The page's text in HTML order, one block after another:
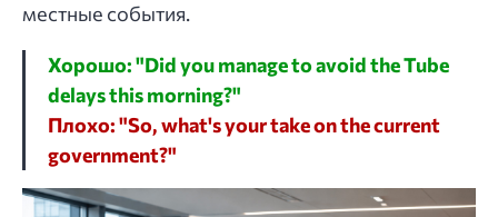
местные события.
Хорошо: "Did you manage to avoid the Tube
delays this morning?"
Плохо: "So, what's your take on the current
government?"